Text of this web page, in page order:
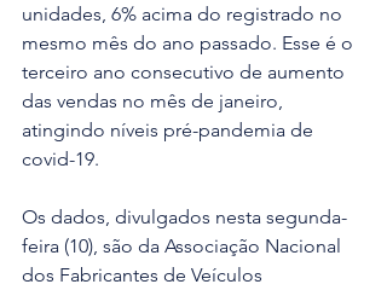
unidades, 6% acima do registrado no
mesmo mês do ano passado. Esse é o
terceiro ano consecutivo de aumento
das vendas no mês de janeiro,
atingindo níveis pré-pandemia de
covid-19.
Os dados, divulgados nesta segunda-
feira (10), são da Associação Nacional
dos Fabricantes de Veículos